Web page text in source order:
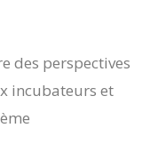
des perspectives
incubateurs et